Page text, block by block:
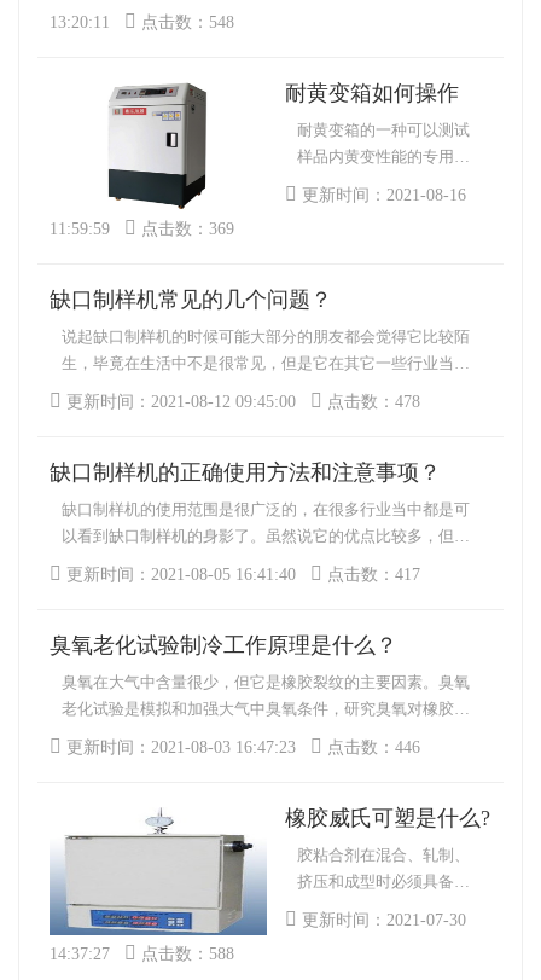
机台和保护装置等多部分
构。
13:20:11
点击数：548
耐黄变箱如何操作
耐黄变箱的一种可以测试
样品内黄变性能的专用设
备，它有严格的操作标
现安全事故。
更新时间：2021-08-16
11:59:59
点击数：369
缺口制样机常见的几个问题？
说起缺口制样机的时候可能大部分的朋友都会觉得它比较陌
生，毕竟在生活中不是很常见，但是它在其它一些行业当中
使用是很频繁了。为了让更多的人了解缺口制样机，接下来
更新时间：2021-08-12 09:45:00 点击数：478
缺口制样机的正确使用方法和注意事项？
缺口制样机的使用范围是很广泛的，在很多行业当中都是可
以看到缺口制样机的身影了。虽然说它的优点比较多，但是
在使用的时候也是要掌握正确的方法，二期注意的地方也是
更新时间：2021-08-05 16:41:40 点击数：417
臭氧老化试验制冷工作原理是什么？
臭氧在大气中含量很少，但它是橡胶裂纹的主要因素。臭氧
老化试验是模拟和加强大气中臭氧条件，研究臭氧对橡胶作
用的规律，快速确认和评价橡胶抗臭氧老化性能和抗臭氧剂
更新时间：2021-08-03 16:47:23 点击数：446
橡胶威氏可塑是什么?
胶粘合剂在混合、轧制、
挤压和成型时必须具备适
当的可塑性。因为橡胶威
更新时间：2021-07-30
14:37:27
点击数：588